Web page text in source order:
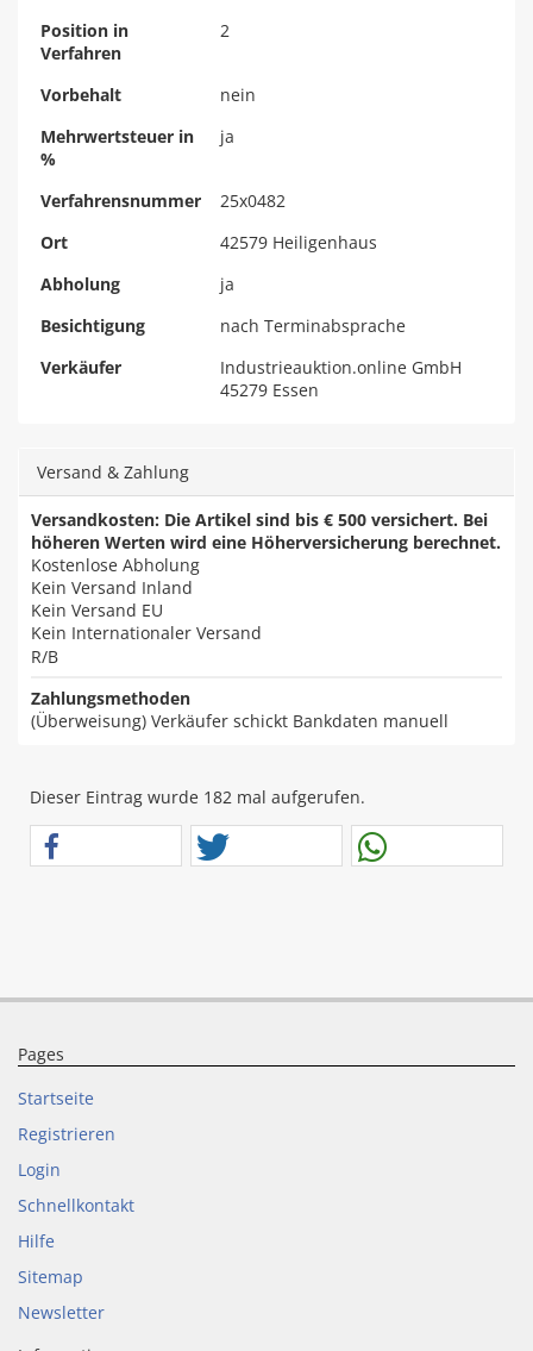
Position in
Verfahren
2
Vorbehalt
nein
Mehrwertsteuer in
%
ja
Verfahrensnummer
25x0482
Ort
42579 Heiligenhaus
Abholung
ja
Besichtigung
nach Terminabsprache
Verkäufer
Industrieauktion.online GmbH
45279 Essen
Versand & Zahlung
Versandkosten: Die Artikel sind bis € 500 versichert. Bei
höheren Werten wird eine Höherversicherung berechnet.
Kostenlose Abholung
Kein Versand Inland
Kein Versand EU
Kein Internationaler Versand
R/B
Zahlungsmethoden
(Überweisung) Verkäufer schickt Bankdaten manuell
Dieser Eintrag wurde 182 mal aufgerufen.
Pages
Startseite
Registrieren
Login
Schnellkontakt
Hilfe
Sitemap
Newsletter